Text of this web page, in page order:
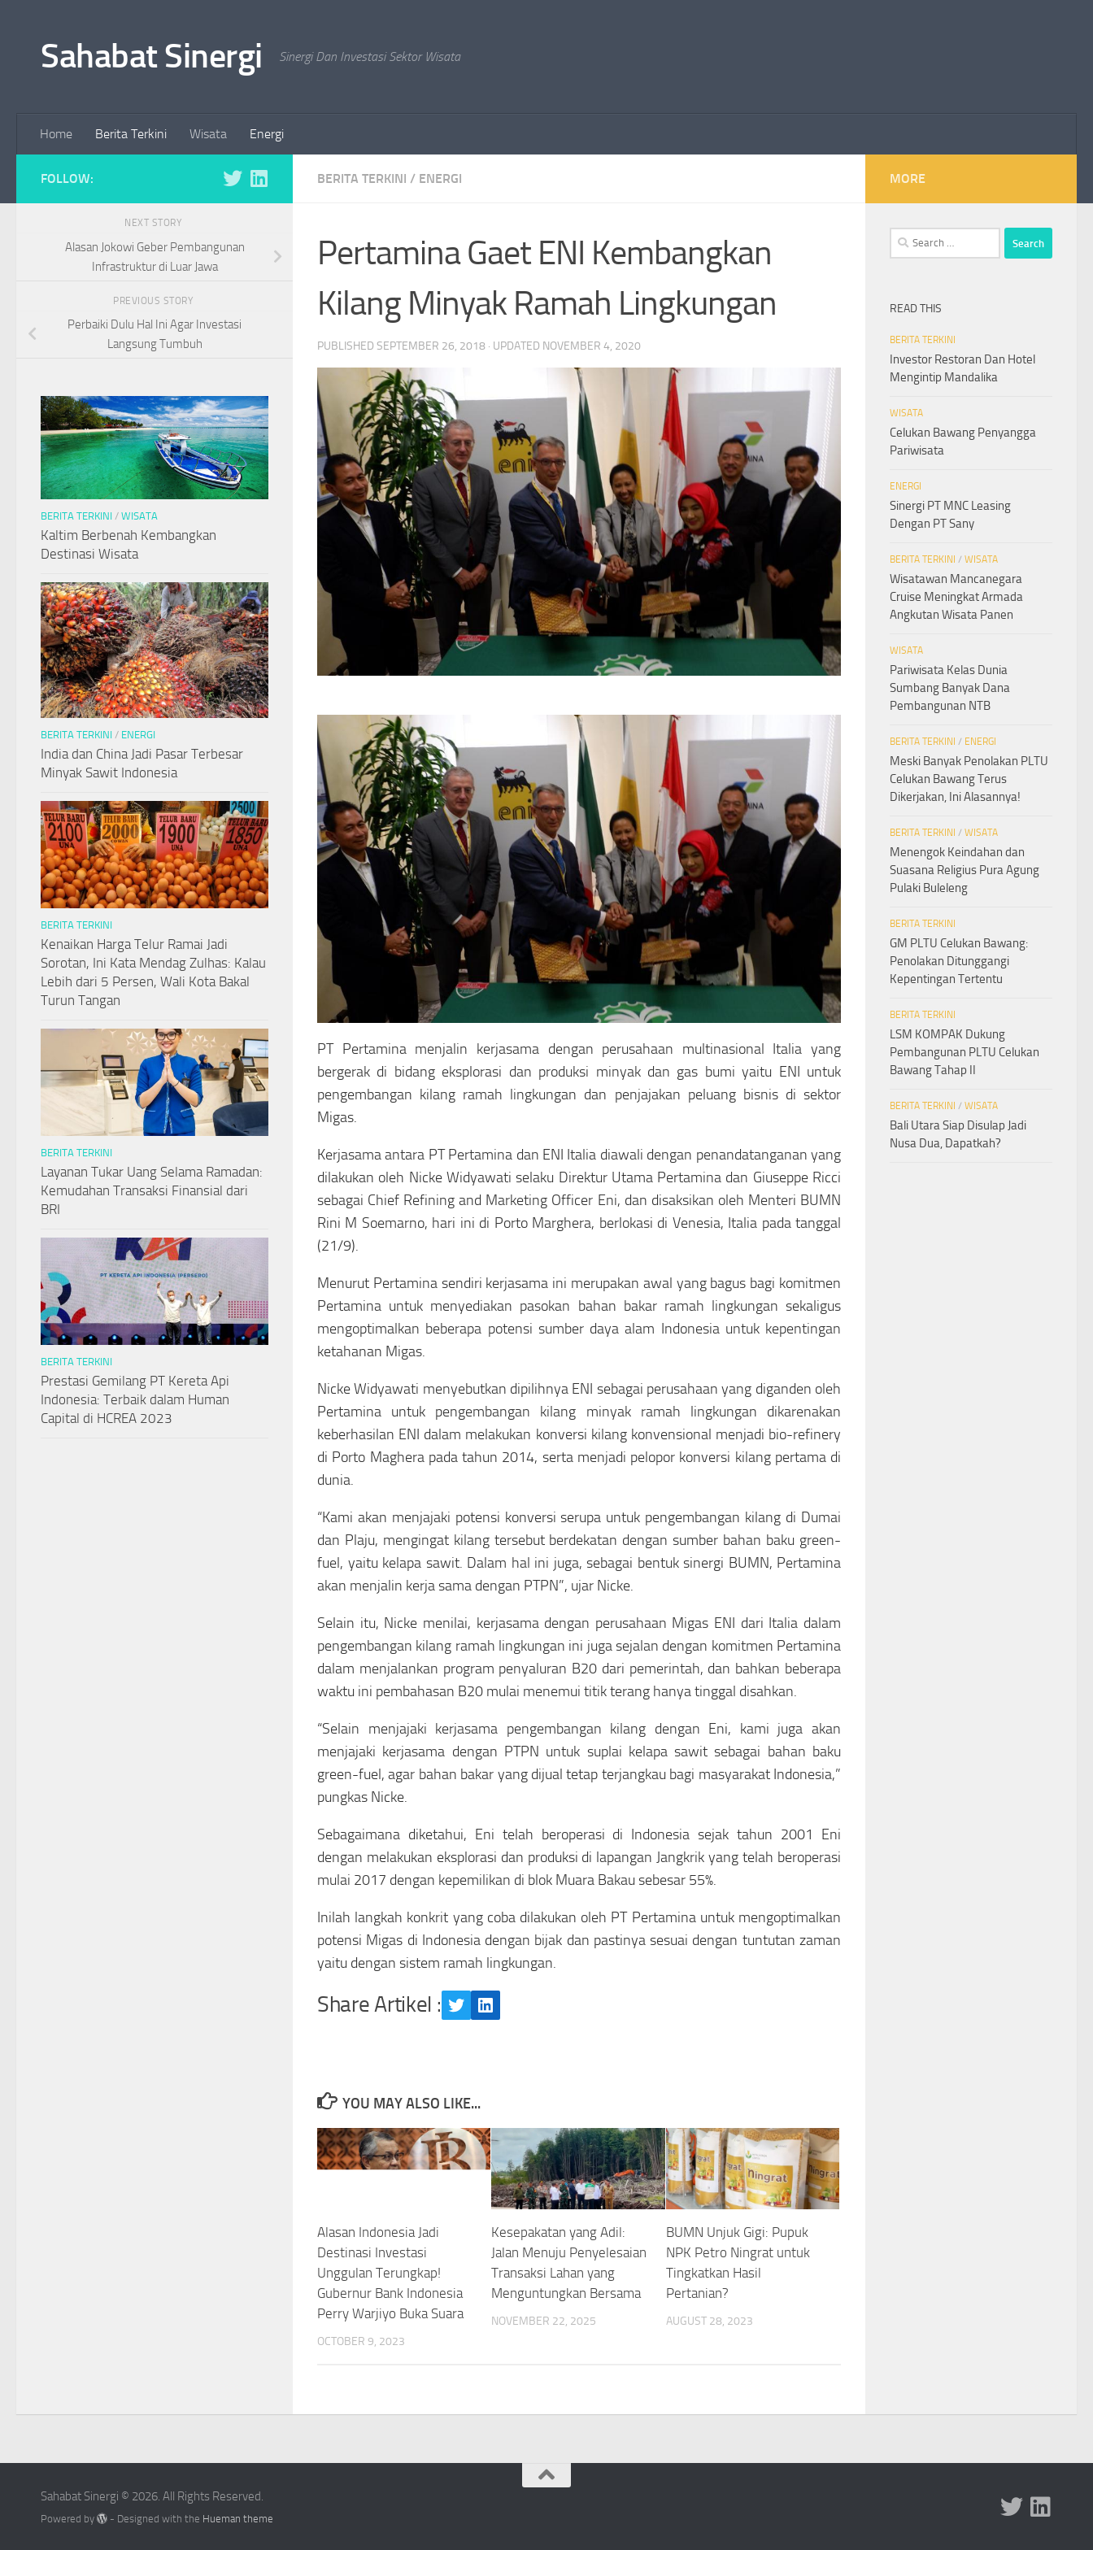
Sahabat Sinergi Sinergi Dan Investasi Sektor Wisata
Home Berita Terkini Wisata Energi
BERITA TERKINI / ENERGI
Pertamina Gaet ENI Kembangkan
Kilang Minyak Ramah Lingkungan
PUBLISHED SEPTEMBER 26, 2018 · UPDATED NOVEMBER 4, 2020
PT Pertamina menjalin kerjasama dengan perusahaan multinasional Italia yang
bergerak di bidang eksplorasi dan produksi minyak dan gas bumi yaitu ENI untuk
pengembangan kilang ramah lingkungan dan penjajakan peluang bisnis di sektor
Migas.
Kerjasama antara PT Pertamina dan ENI Italia diawali dengan penandatanganan yang
dilakukan oleh Nicke Widyawati selaku Direktur Utama Pertamina dan Giuseppe Ricci
sebagai Chief Refining and Marketing Officer Eni, dan disaksikan oleh Menteri BUMN
Rini M Soemarno, hari ini di Porto Marghera, berlokasi di Venesia, Italia pada tanggal
(21/9).
Menurut Pertamina sendiri kerjasama ini merupakan awal yang bagus bagi komitmen
Pertamina untuk menyediakan pasokan bahan bakar ramah lingkungan sekaligus
mengoptimalkan beberapa potensi sumber daya alam Indonesia untuk kepentingan
ketahanan Migas.
Nicke Widyawati menyebutkan dipilihnya ENI sebagai perusahaan yang diganden oleh
Pertamina untuk pengembangan kilang minyak ramah lingkungan dikarenakan
keberhasilan ENI dalam melakukan konversi kilang konvensional menjadi bio-refinery
di Porto Maghera pada tahun 2014, serta menjadi pelopor konversi kilang pertama di
dunia.
“Kami akan menjajaki potensi konversi serupa untuk pengembangan kilang di Dumai
dan Plaju, mengingat kilang tersebut berdekatan dengan sumber bahan baku green-
fuel, yaitu kelapa sawit. Dalam hal ini juga, sebagai bentuk sinergi BUMN, Pertamina
akan menjalin kerja sama dengan PTPN”, ujar Nicke.
Selain itu, Nicke menilai, kerjasama dengan perusahaan Migas ENI dari Italia dalam
pengembangan kilang ramah lingkungan ini juga sejalan dengan komitmen Pertamina
dalam menjalankan program penyaluran B20 dari pemerintah, dan bahkan beberapa
waktu ini pembahasan B20 mulai menemui titik terang hanya tinggal disahkan.
“Selain menjajaki kerjasama pengembangan kilang dengan Eni, kami juga akan
menjajaki kerjasama dengan PTPN untuk suplai kelapa sawit sebagai bahan baku
green-fuel, agar bahan bakar yang dijual tetap terjangkau bagi masyarakat Indonesia,”
pungkas Nicke.
Sebagaimana diketahui, Eni telah beroperasi di Indonesia sejak tahun 2001 Eni
dengan melakukan eksplorasi dan produksi di lapangan Jangkrik yang telah beroperasi
mulai 2017 dengan kepemilikan di blok Muara Bakau sebesar 55%.
Inilah langkah konkrit yang coba dilakukan oleh PT Pertamina untuk mengoptimalkan
potensi Migas di Indonesia dengan bijak dan pastinya sesuai dengan tuntutan zaman
yaitu dengan sistem ramah lingkungan.
Share Artikel : TwitterLinkedIn
YOU MAY ALSO LIKE...
Alasan Indonesia Jadi
Destinasi Investasi
Unggulan Terungkap!
Gubernur Bank Indonesia
Perry Warjiyo Buka Suara
OCTOBER 9, 2023
Kesepakatan yang Adil:
Jalan Menuju Penyelesaian
Transaksi Lahan yang
Menguntungkan Bersama
NOVEMBER 22, 2025
BUMN Unjuk Gigi: Pupuk
NPK Petro Ningrat untuk
Tingkatkan Hasil
Pertanian?
AUGUST 28, 2023
FOLLOW:
NEXT STORY
Alasan Jokowi Geber Pembangunan
Infrastruktur di Luar Jawa
PREVIOUS STORY
Perbaiki Dulu Hal Ini Agar Investasi
Langsung Tumbuh
BERITA TERKINI / WISATA
Kaltim Berbenah Kembangkan
Destinasi Wisata
BERITA TERKINI / ENERGI
India dan China Jadi Pasar Terbesar
Minyak Sawit Indonesia
BERITA TERKINI
Kenaikan Harga Telur Ramai Jadi
Sorotan, Ini Kata Mendag Zulhas: Kalau
Lebih dari 5 Persen, Wali Kota Bakal
Turun Tangan
BERITA TERKINI
Layanan Tukar Uang Selama Ramadan:
Kemudahan Transaksi Finansial dari
BRI
BERITA TERKINI
Prestasi Gemilang PT Kereta Api
Indonesia: Terbaik dalam Human
Capital di HCREA 2023
MORE
Search
for:
READ THIS
BERITA TERKINI
Investor Restoran Dan Hotel
Mengintip Mandalika
WISATA
Celukan Bawang Penyangga
Pariwisata
ENERGI
Sinergi PT MNC Leasing
Dengan PT Sany
BERITA TERKINI / WISATA
Wisatawan Mancanegara
Cruise Meningkat Armada
Angkutan Wisata Panen
WISATA
Pariwisata Kelas Dunia
Sumbang Banyak Dana
Pembangunan NTB
BERITA TERKINI / ENERGI
Meski Banyak Penolakan PLTU
Celukan Bawang Terus
Dikerjakan, Ini Alasannya!
BERITA TERKINI / WISATA
Menengok Keindahan dan
Suasana Religius Pura Agung
Pulaki Buleleng
BERITA TERKINI
GM PLTU Celukan Bawang:
Penolakan Ditunggangi
Kepentingan Tertentu
BERITA TERKINI
LSM KOMPAK Dukung
Pembangunan PLTU Celukan
Bawang Tahap II
BERITA TERKINI / WISATA
Bali Utara Siap Disulap Jadi
Nusa Dua, Dapatkah?
Sahabat Sinergi © 2026. All Rights Reserved.
Powered by - Designed with the Hueman theme